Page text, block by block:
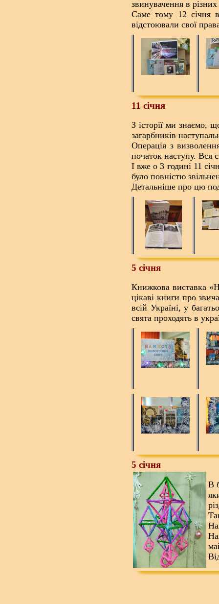
звинувачення в
Саме тому 12 січня в
відстоювали свої
11 січня
З історії ми знаємо,
загарбників
Операція з
початок наступу. Вся
І вже о 3 годині 11
було повністю
Детальніше про цю
5 січня
Книжкова виставка
цікаві книги про
всій Україні, у
свята проходять в
5 січня
В